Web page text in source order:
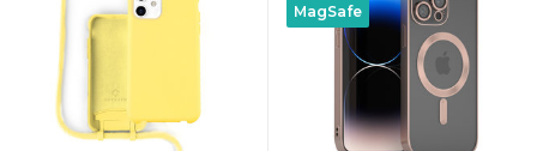
MagSafe